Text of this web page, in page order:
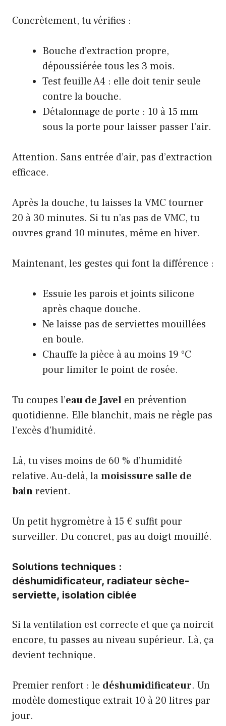
Concrètement, tu vérifies :
Bouche d’extraction propre,
dépoussiérée tous les 3 mois.
Test feuille A4 : elle doit tenir seule
contre la bouche.
Détalonnage de porte : 10 à 15 mm
sous la porte pour laisser passer l’air.
Attention. Sans entrée d’air, pas d’extraction
efficace.
Après la douche, tu laisses la VMC tourner
20 à 30 minutes. Si tu n’as pas de VMC, tu
ouvres grand 10 minutes, même en hiver.
Maintenant, les gestes qui font la différence :
Essuie les parois et joints silicone
après chaque douche.
Ne laisse pas de serviettes mouillées
en boule.
Chauffe la pièce à au moins 19 °C
pour limiter le point de rosée.
Tu coupes l’eau de Javel en prévention
quotidienne. Elle blanchit, mais ne règle pas
l’excès d’humidité.
Là, tu vises moins de 60 % d’humidité
relative. Au-delà, lamoisissure salle de
bainrevient.
Un petit hygromètre à 15 € suffit pour
surveiller. Du concret, pas au doigt mouillé.
Solutions techniques :
déshumidificateur, radiateur sèche-
serviette, isolation ciblée
Si la ventilation est correcte et que ça noircit
encore, tu passes au niveau supérieur. Là, ça
devient technique.
Premier renfort : le déshumidificateur. Un
modèle domestique extrait 10 à 20 litres par
jour.